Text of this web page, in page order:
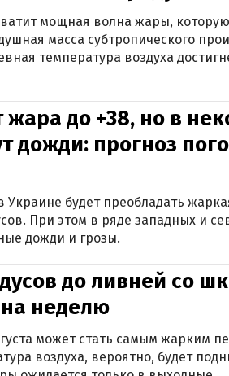
мощная волна жары,
масса субтропического
температура воздуха
жара до +38, но в
дожди: прогноз
Украине будет преобладать
При этом в ряде западных и
дожди и грозы.
до ливней со
неделю
может стать самым жарким
воздуха, вероятно, будет